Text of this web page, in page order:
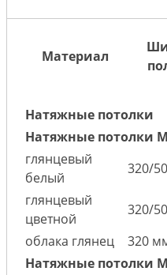
Материал
Натяжные потолки
Натяжные потолки
глянцевый
белый
320/
глянцевый
цветной
320/
облака глянец
320
Натяжные потолки